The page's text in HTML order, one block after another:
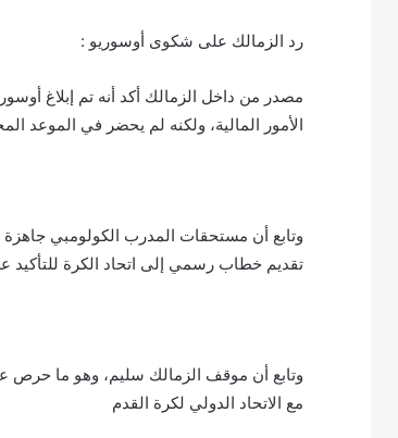
رد الزمالك على شكوى أوسوريو :
مصدر من داخل الزمالك أكد أنه تم إبلاغ
الأمور المالية، ولكنه لم يحضر في الموعد
وتابع أن مستحقات المدرب الكولومبي جاهزة
تقديم خطاب رسمي إلى اتحاد الكرة للتأكيد
وتابع أن موقف الزمالك سليم، وهو ما حرص
مع الاتحاد الدولي لكرة القدم